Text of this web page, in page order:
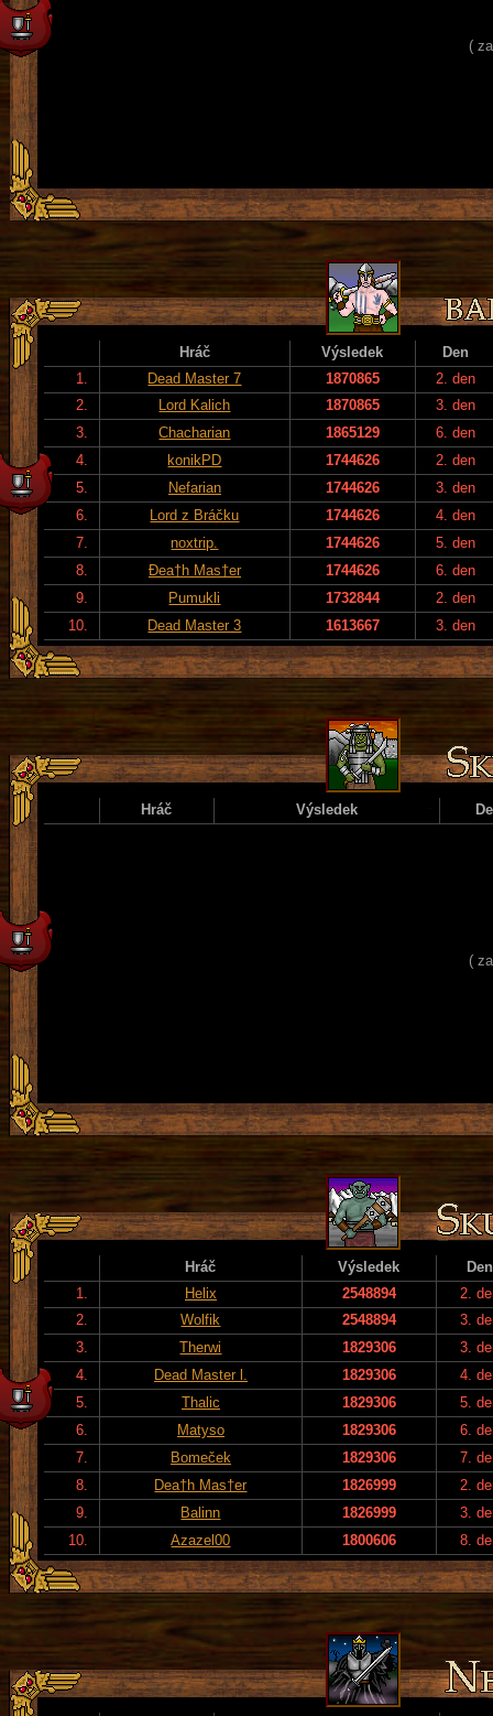
(
Hráč Výsledek
Den
1.
Dead Master 7 1870865
2. den
2.
Lord Kalich 1870865
3. den
3.
Chacharian 1865129
6. den
4.
konikPD 1744626
2. den
5.
Nefarian 1744626
3. den
6.
Lord z Bráčku 1744626
4. den
7.
noxtrip. 1744626
5. den
8.
Đea†h Mas†er 1744626
6. den
9.
Pumukli 1732844
2. den
10.
Dead Master 3 1613667 3. den
Hráč Výsledek
(
Hráč Výsledek
Den
1.
Helix 2548894
2.
2.
Wolfik 2548894
3.
3.
Therwi 1829306
3.
4.
Dead Master l. 1829306
4.
5.
Thalic 1829306
5.
6.
Matyso 1829306
6.
7.
Bomeček 1829306
7.
8.
Dea†h Mas†er 1826999
2.
9.
Balinn 1826999
3.
10.
Azazel00 1800606 8.